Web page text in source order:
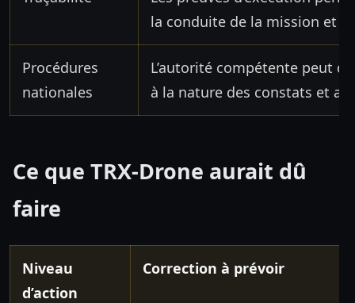
la conduite de la mission et
Procédures
nationales
L’autorité compétente peut
à la nature des constats et
Ce que TRX-Drone aurait dû
faire
Niveau
d’action
Correction à prévoir